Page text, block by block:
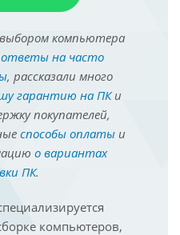
компьютера
ответы на часто
, рассказали много
гарантию на ПКи
покупателей,
способы оплатыи
о вариантах
ПК.
компьютеров,